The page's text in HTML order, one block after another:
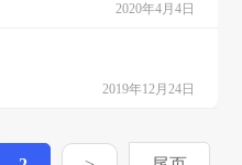
2020年4月4日
2019年12月24日